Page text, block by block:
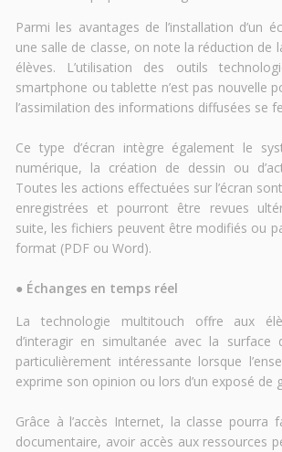
Parmi les avantages de l’installation d’un
une salle de classe, on note la réduction de
élèves. L’utilisation des outils
smartphone ou tablette n’est pas nouvelle
l’assimilation des informations diffusées se
Ce type d’écran intègre également le
numérique, la création de dessin ou
Toutes les actions effectuées sur l’écran
enregistrées et pourront être revues
suite, les fichiers peuvent être modifiés ou
format (PDF ou Word).
● Échanges en temps réel
La technologie multitouch offre aux
d’interagir en simultanée avec la surface
particulièrement intéressante lorsque
exprime son opinion ou lors d’un exposé de
Grâce à l’accès Internet, la classe pourra
documentaire, avoir accès aux ressources